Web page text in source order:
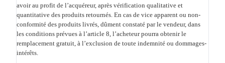
avoir au profit de l’acquéreur, après vérification qualitative et
quantitative des produits retournés. En cas de vice apparent ou non-
conformité des produits livrés, dûment constaté par le vendeur, dans
les conditions prévues à l’article 8, l’acheteur pourra obtenir le
remplacement gratuit, à l’exclusion de toute indemnité ou dommages-
intérêts.